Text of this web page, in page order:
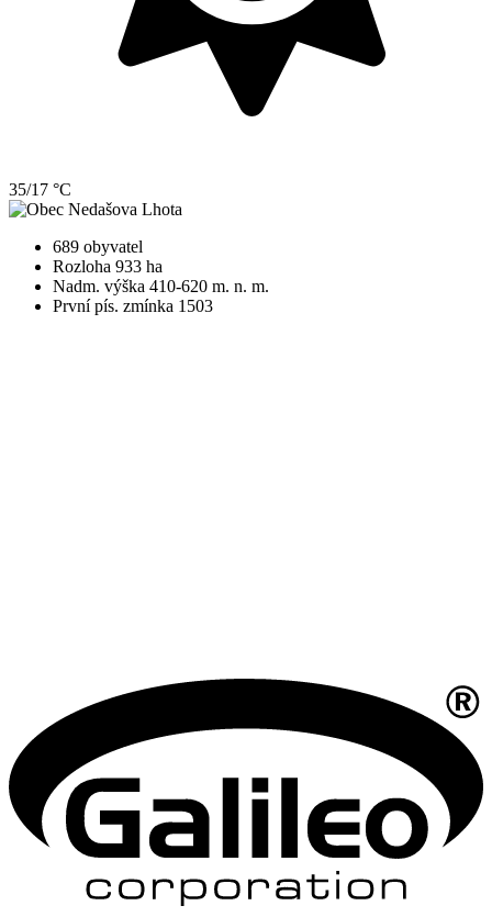
35/17 °C
689 obyvatel
Rozloha 933 ha
Nadm. výška 410-620 m. n. m.
První pís. zmínka 1503